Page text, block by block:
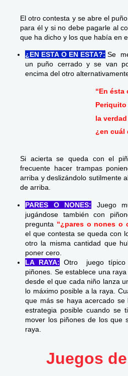
El otro contesta y se abre el
para él y si no debe pagarle al
que ha dicho y los que había en
¿EN ESTA O EN ESTA?: Se
un puño cerrado y se van
encima del otro
“En ésta
la
¿en cuál
Si acierta se queda con el
frecuente hacer trampas
arriba y deslizándolo sutilmente
de arriba.
PARES O NONES: Juego
jugándose también con
pregunta “¿pares o nones o
el que contesta se queda con
otro la misma cantidad que
poner cero.
LA RAYA: Otro juego típico
piñones. Se establece una
desde el que cada niño lanza
lo máximo posible a la raya.
que más se haya acercado se
estrategia posible cuando se
mover los piñones de los que
raya.
Juegos